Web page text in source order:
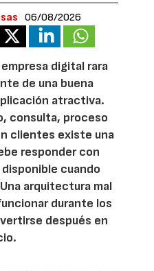
06/08/2026
digital rara
de una buena
atractiva.
consulta, proceso
clientes existe una
responder con
cuando
arquitectura mal
durante los
después en